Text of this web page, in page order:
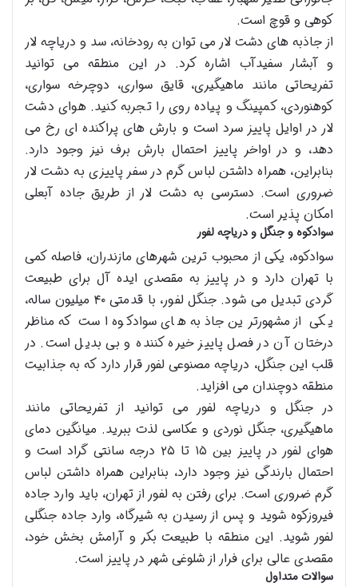
کوهی و قوچ است.
از جاذبه های دشت لار می توان به رودخانه، سد و دریاچه لار
و آبشار سفیدآب اشاره کرد. در این منطقه می توانید
تفریحاتی مانند ماهیگیری، قایق سواری، دوچرخه سواری،
کوهنوردی، کمپینگ و پیاده روی را تجربه کنید. هوای دشت
لار در اوایل پاییز سرد است و بارش های پراکنده ای رخ می
دهد، و در اواخر پاییز احتمال بارش برف نیز وجود دارد.
بنابراین، همراه داشتن لباس گرم در سفر پاییزی به دشت لار
ضروری است. دسترسی به دشت لار از طریق جاده آبعلی
امکان پذیر است.
سوادکوه و جنگل و دریاچه لفور
سوادکوه، یکی از محبوب ترین شهرهای مازندران، فاصله کمی
با تهران دارد و در پاییز به مقصدی ایده آل برای طبیعت
گردی تبدیل می شود. جنگل لفور، با قدمتی ۴۰ میلیون ساله،
یکی از مشهورترین جاذبه های سوادکوه است که مناظر
درختان آن در فصل پاییز خیره کننده و بی بدیل است. در
قلب این جنگل، دریاچه مصنوعی لفور قرار دارد که به جذابیت
منطقه دوچندان می افزاید.
در جنگل و دریاچه لفور می توانید از تفریحاتی مانند
ماهیگیری، جنگل نوردی و عکاسی لذت ببرید. میانگین دمای
هوای لفور در پاییز بین ۱۵ تا ۲۵ درجه سانتی گراد است و
احتمال بارندگی نیز وجود دارد، بنابراین همراه داشتن لباس
گرم ضروری است. برای رفتن به لفور از تهران، باید وارد جاده
فیروزکوه شوید و پس از رسیدن به شیرگاه، وارد جاده جنگلی
لفور شوید. این منطقه با طبیعت بکر و آرامش بخش خود،
مقصدی عالی برای فرار از شلوغی شهر در پاییز است.
سوالات متداول